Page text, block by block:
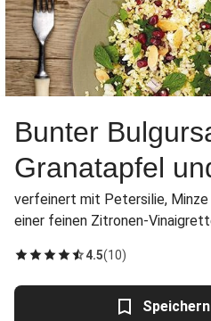
Bunter
Granatapfel
verfeinert mit Petersilie,
einer feinen Zitronen-
4.5(10)
Speichern